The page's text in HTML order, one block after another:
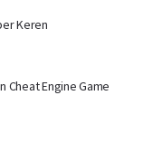
Keren
Cheat Engine Game